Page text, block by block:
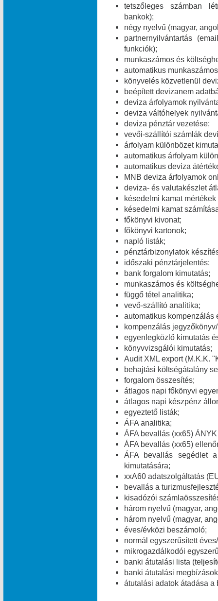
tetszőleges számban
bankok);
négy nyelvű (magyar,
partnernyilvántartás
funkciók);
munkaszámos és
automatikus
könyvelés közvetlenül
beépített devizanem
deviza árfolyamok
deviza váltóhelyek
deviza pénztár vezetése;
vevői-szállítói számlák
árfolyam különbözet
automatikus árfolyam
automatikus deviza
MNB deviza árfolyamok
deviza- és valutakészlet
késedelmi kamat
késedelmi kamat
főkönyvi kivonat;
főkönyvi kartonok;
napló listák;
pénztárbizonylatok
időszaki pénztárjelentés;
bank forgalom kimutatás;
munkaszámos és
függő tétel analitika;
vevő-szállító analitika;
automatikus kompenzálás
kompenzálás
egyenlegközlő kimutatás
könyvvizsgálói kimutatás;
Audit XML export (M.K.K.
behajtási költségátalány
forgalom összesítés;
átlagos napi főkönyvi
átlagos napi készpénz
egyeztető listák;
ÁFA analitika;
ÁFA bevallás (xx65)
ÁFA bevallás (xx65)
ÁFA bevallás segédlet
kimutatására;
xxA60 adatszolgáltatás
bevallás a
kisadózói
három nyelvű (magyar,
három nyelvű (magyar,
éves/évközi beszámoló;
normál egyszerűsített
mikrogazdálkodói
banki átutalási lista
banki átutalási
átutalási adatok átadása